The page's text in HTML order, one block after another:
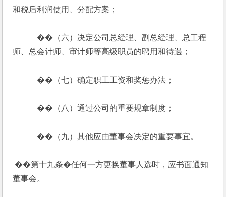
和税后利润使用、分配方案；
��（六）决定公司总经理、副总经理、总工程
师、总会计师、审计师等高级职员的聘用和待遇；
��（七）确定职工工资和奖惩办法；
��（八）通过公司的重要规章制度；
��（九）其他应由董事会决定的重要事宜。
��第十九条�任何一方更换董事人选时，应书面通知
董事会。